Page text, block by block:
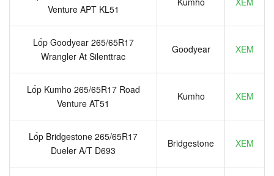
Venture APT KL51
Lốp Goodyear 265/65R17
Wrangler At Silenttrac
Goodyear XEM
Lốp Kumho 265/65R17 Road
Venture AT51
Kumho XEM
Lốp Bridgestone 265/65R17
Dueler A/T D693
Bridgestone XEM